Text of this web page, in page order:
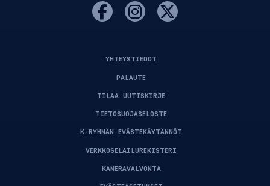
YHTEYSTIEDOT
PALAUTE
TILAA UUTISKIRJE
TIETOSUOJASELOSTE
K-RYHMÄN EVÄSTEKÄYTÄNNÖT
VERKKOSELAILUREKISTERI
KAMERAVALVONTA